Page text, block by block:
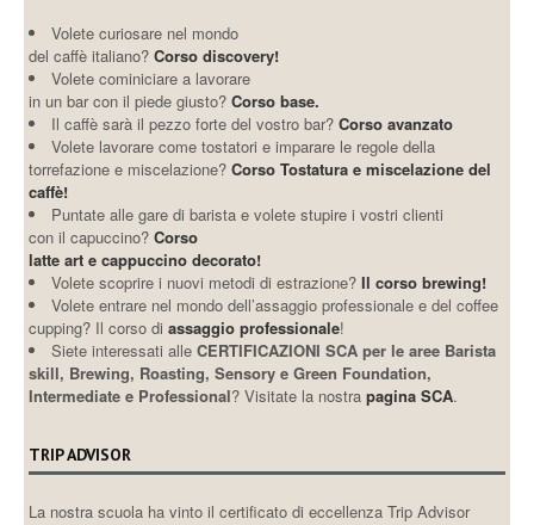
Volete curiosare nel mondo
del caffè italiano? Corso discovery!
Volete cominiciare a lavorare
in un bar con il piede giusto? Corso base.
Il caffè sarà il pezzo forte del vostro bar?Corso avanzato
Volete lavorare come tostatori e imparare le regole della
torrefazione e miscelazione?Corso Tostatura e miscelazione del
caffè!
Puntate alle gare di barista e volete stupire i vostri clienti
con il capuccino?Corso
latte art e cappuccino decorato!
Volete scoprire i nuovi metodi di estrazione?Il corso brewing!
Volete entrare nel mondo dell’assaggio professionale e del coffee
cupping? Il corso diassaggio professionale!
Siete interessati alleCERTIFICAZIONI SCA per le aree Barista
skill, Brewing, Roasting, Sensory e Green Foundation,
Intermediate e Professional? Visitate la nostrapagina SCA.
TRIP ADVISOR
La nostra scuola ha vinto il certificato di eccellenza Trip Advisor